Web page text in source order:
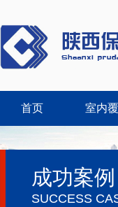
首页 室内
成功案例
SUCCESS